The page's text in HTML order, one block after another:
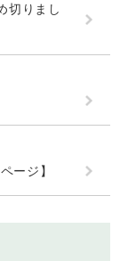
切りまし
ージ】